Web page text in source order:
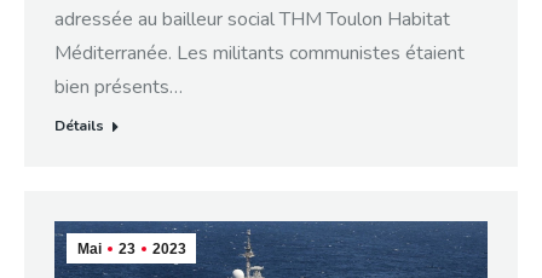
adressée au bailleur social THM Toulon Habitat
Méditerranée. Les militants communistes étaient
bien présents…
Détails
Mai 23 2023